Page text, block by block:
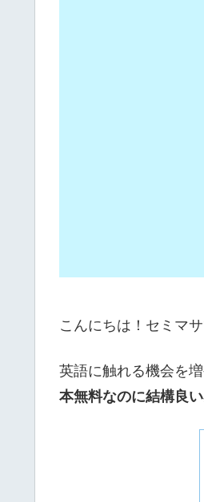
こんにちは！セミマサ
英語に触れる機会を
本無料なのに結構良